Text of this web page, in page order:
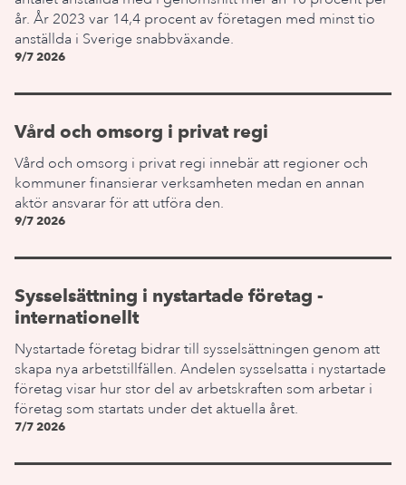
år. År 2023 var 14,4 procent av företagen med minst tio
anställda i Sverige snabbväxande.
9/7 2026
Vård och omsorg i privat regi
Vård och omsorg i privat regi innebär att regioner och
kommuner finansierar verksamheten medan en annan
aktör ansvarar för att utföra den.
9/7 2026
Sysselsättning i nystartade företag -
internationellt
Nystartade företag bidrar till sysselsättningen genom att
skapa nya arbetstillfällen. Andelen sysselsatta i nystartade
företag visar hur stor del av arbetskraften som arbetar i
företag som startats under det aktuella året.
7/7 2026